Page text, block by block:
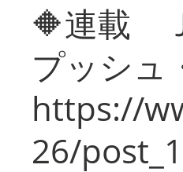
🔶連載
プッシュ
https://
26/